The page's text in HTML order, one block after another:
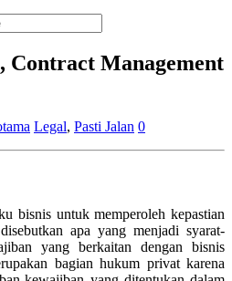
Management
Legal, Pasti Jalan 0
bisnis untuk memperoleh kepastian
apa yang menjadi syarat-
yang berkaitan dengan bisnis
bagian hukum privat karena